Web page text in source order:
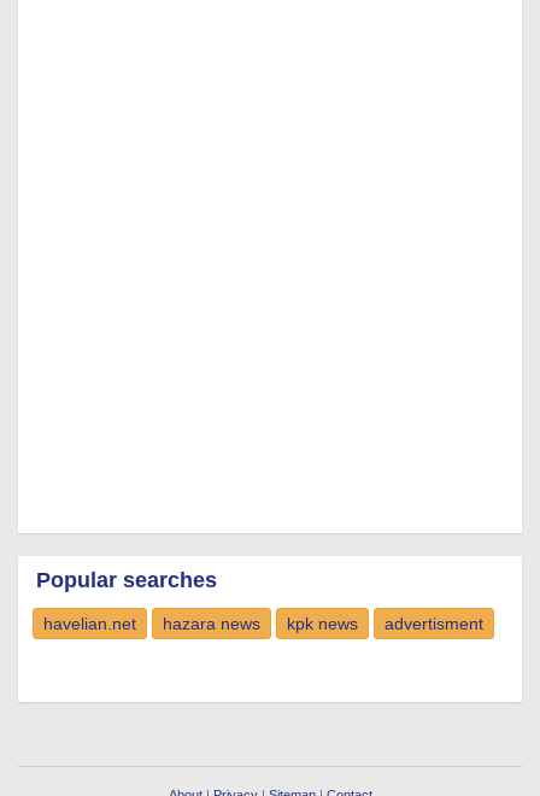
Popular searches
havelian.net hazara news kpk news advertisment